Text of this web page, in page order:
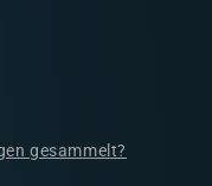
gesammelt?